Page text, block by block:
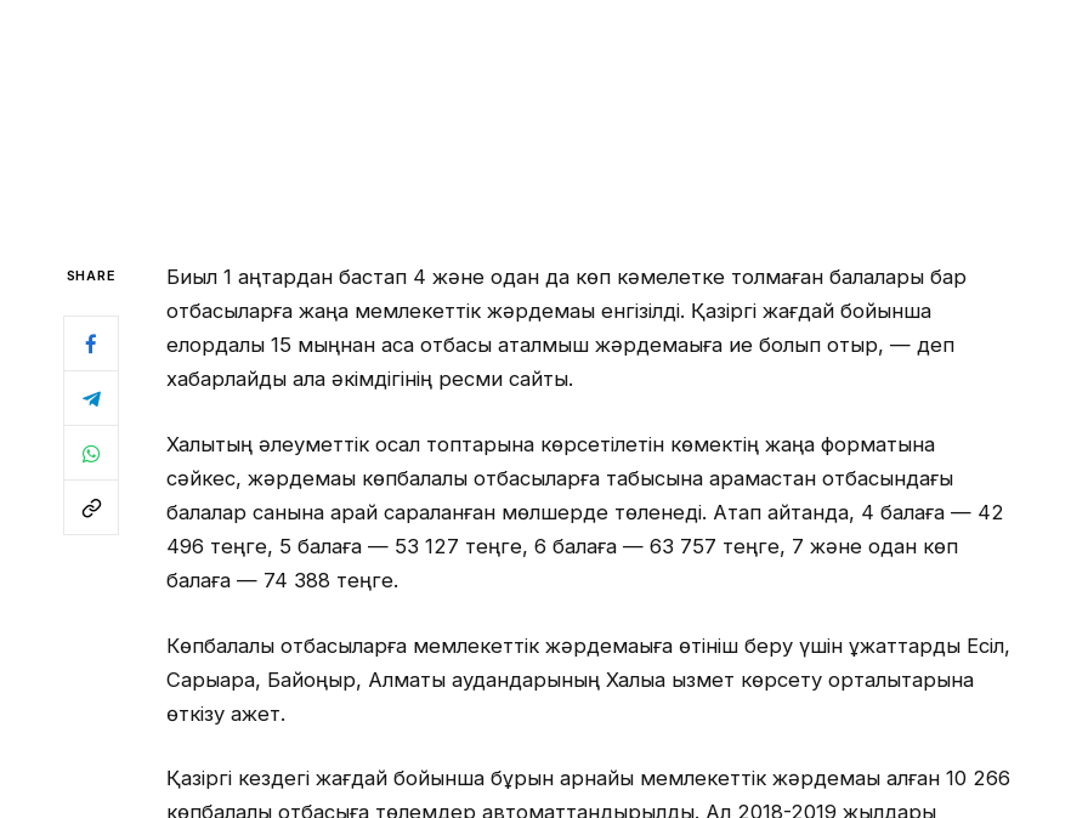
SHARE
Биыл 1 қаңтардан бастап 4 және одан да көп кәмелетке толмаған балалары бар
отбасыларға жаңа мемлекеттік жәрдемақы енгізілді. Қазіргі жағдай бойынша
елордалық 15 мыңнан аса отбасы аталмыш жәрдемақыға ие болып отыр, — деп
хабарлайды қала әкімдігінің ресми сайты.
Халықтың әлеуметтік осал топтарына көрсетілетін көмектің жаңа форматына
сәйкес, жәрдемақы көпбалалы отбасыларға табысына қарамастан отбасындағы
балалар санына қарай сараланған мөлшерде төленеді. Атап айтқанда, 4 балаға — 42
496 теңге, 5 балаға — 53 127 теңге, 6 балаға — 63 757 теңге, 7 және одан көп
балаға — 74 388 теңге.
Көпбалалы отбасыларға мемлекеттік жәрдемақыға өтініш беру үшін құжаттарды Есіл,
Сарыарқа, Байқоңыр, Алматы аудандарының Халыққа қызмет көрсету орталықтарына
өткізу қажет.
Қазіргі кездегі жағдай бойынша бұрын арнайы мемлекеттік жәрдемақы алған 10 266
көпбалалы отбасыға төлемдер автоматтандырылды. Ал 2018-2019 жылдары